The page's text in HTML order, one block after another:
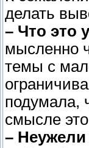
делать
– Что это
мысленно
темы с
подумала,
смысле
–